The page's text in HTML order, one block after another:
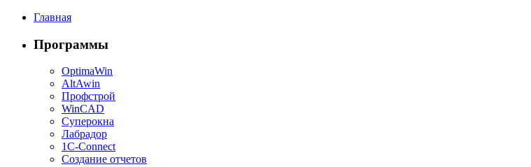
Главная
Программы
OptimaWin
AltAwin
Профстрой
WinCAD
Суперокна
Лабрадор
1С-Connect
Создание отчетов